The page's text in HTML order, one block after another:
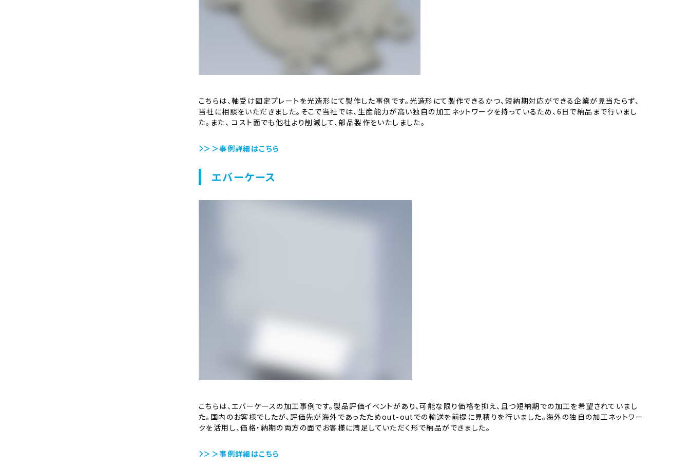
こちらは、軸受け固定プレートを光造形にて製作した事例です。光造形にて製作できるかつ、短納期対応ができる企業が見当たらず、
当社に相談をいただきました。そこで当社では、生産能力が高い独自の加工ネットワークを持っているため、6日で納品まで行いまし
た。また、 コスト面でも他社より削減して、部品製作をいたしました。
＞＞事例詳細はこちら
エバーケース
こちらは、エバーケースの加工事例です。製品評価イベントがあり、可能な限り価格を抑え、且つ短納期での加工を希望されていまし
た。国内のお客様でしたが、評価先が海外であったためout-outでの輸送を前提に見積りを行いました。海外の独自の加工ネットワー
クを活用し、価格・納期の両方の面でお客様に満足していただく形で納品ができました。
＞＞事例詳細はこちら